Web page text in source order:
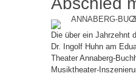
Die über ein Jahrzehnt
Dr. Ingolf Huhn am
Theater Annaberg-
Musiktheater-